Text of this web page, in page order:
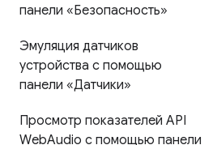
панели «Безопасность»
Эмуляция датчиков
устройства с помощью
панели «Датчики»
Просмотр показателей API
WebAudio с помощью панели